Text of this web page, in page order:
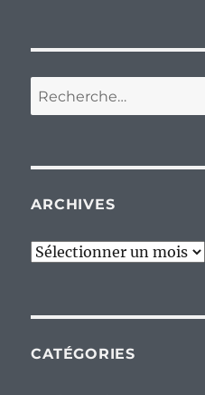
Recherche
pour :
ARCHIVES
Archives
CATÉGORIES